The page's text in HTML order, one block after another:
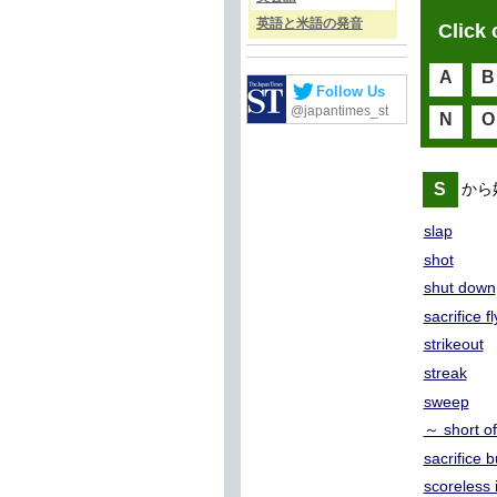
英語と米語の発音
Follow Us
@japantimes_st
Click
A B
N O
S から
slap
shot
shut down
sacrifice
strikeout
streak
sweep
～ short
sacrifice
scoreless